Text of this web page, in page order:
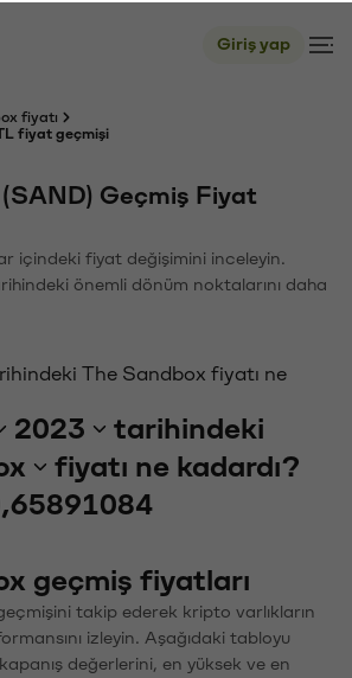
Giriş yap
fiyatı
fiyat geçmişi
Geçmiş Fiyat
içindeki fiyat değişimini inceleyin.
önemli dönüm noktalarını daha
The Sandbox fiyatı ne
2023
tarihindeki
fiyatı ne kadardı?
geçmiş fiyatları
takip ederek kripto varlıkların
izleyin. Aşağıdaki tabloyu
değerlerini, en yüksek ve en